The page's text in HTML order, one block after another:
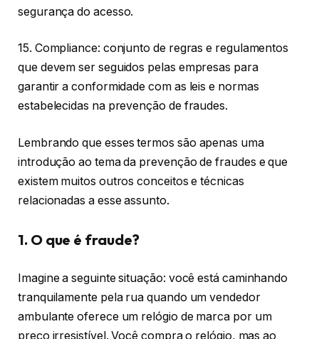
segurança do acesso.
15. Compliance: conjunto de regras e regulamentos
que devem ser seguidos pelas empresas para
garantir a conformidade com as leis e normas
estabelecidas na prevenção de fraudes.
Lembrando que esses termos são apenas uma
introdução ao tema da prevenção de fraudes e que
existem muitos outros conceitos e técnicas
relacionadas a esse assunto.
1. O que é fraude?
Imagine a seguinte situação: você está caminhando
tranquilamente pela rua quando um vendedor
ambulante oferece um relógio de marca por um
preço irresistível. Você compra o relógio, mas ao